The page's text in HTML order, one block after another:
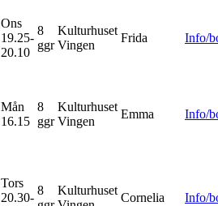
Ons
19.25-
20.10
8
ggr
Kulturhuset
Vingen
Frida Info/
Mån
16.15
8
ggr
Kulturhuset
Vingen
Emma Info/
Tors
20.30-
8
Kulturhuset
Cornelia Info/